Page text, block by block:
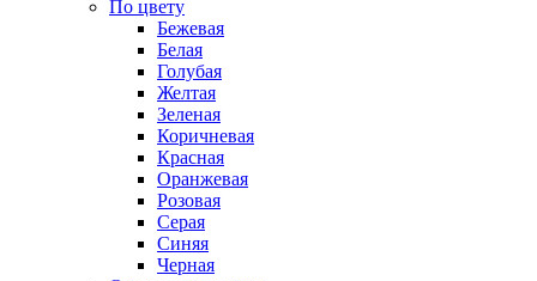
По цвету
Бежевая
Белая
Голубая
Желтая
Зеленая
Коричневая
Красная
Оранжевая
Розовая
Серая
Синяя
Черная